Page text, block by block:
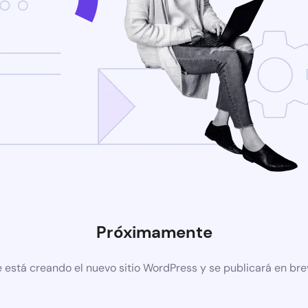
Próximamente
está creando el nuevo sitio WordPress y se publicará en